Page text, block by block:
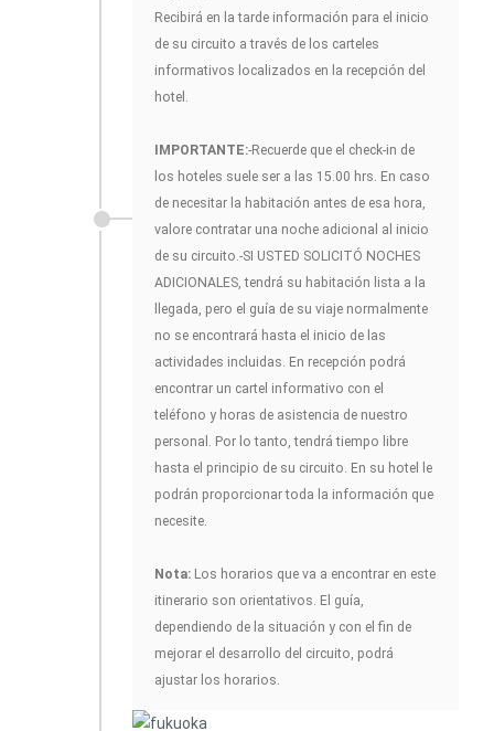
Recibirá en la tarde información para el inicio
de su circuito a través de los carteles
informativos localizados en la recepción del
hotel.
IMPORTANTE:-Recuerde que el check-in de
los hoteles suele ser a las 15.00 hrs. En caso
de necesitar la habitación antes de esa hora,
valore contratar una noche adicional al inicio
de su circuito.-SI USTED SOLICITÓ NOCHES
ADICIONALES, tendrá su habitación lista a la
llegada, pero el guía de su viaje normalmente
no se encontrará hasta el inicio de las
actividades incluidas. En recepción podrá
encontrar un cartel informativo con el
teléfono y horas de asistencia de nuestro
personal. Por lo tanto, tendrá tiempo libre
hasta el principio de su circuito. En su hotel le
podrán proporcionar toda la información que
necesite.
Nota: Los horarios que va a encontrar en este
itinerario son orientativos. El guía,
dependiendo de la situación y con el fin de
mejorar el desarrollo del circuito, podrá
ajustar los horarios.